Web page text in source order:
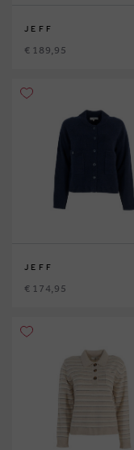
JEFF
€ 189,95
JEFF
€ 174,95